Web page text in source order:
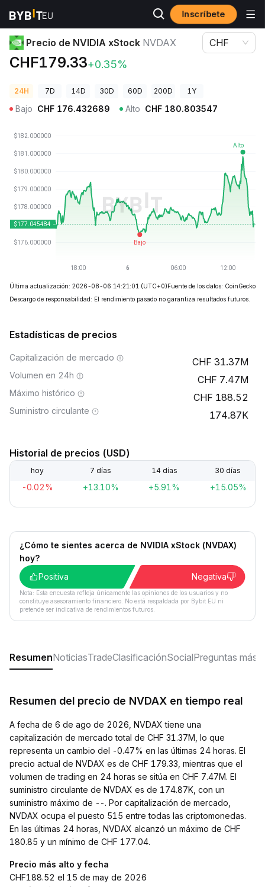
Inscríbete
Precios de Criptomonedas Precio de NVIDIA xStock NVDAX
Precio de NVIDIA xStock NVDAX
CHF179.33+0.35%
CHF
24H 7D 14D 30D 60D 200D 1Y
Bajo CHF 176.432689 Alto CHF 180.803547
Última actualización: 2026-08-06 14:21:01 (UTC+0)Fuente de los datos: CoinGecko
Descargo de responsabilidad: El rendimiento pasado no garantiza resultados futuros.
Estadísticas de precios
Capitalización de mercado 31.37M
Volumen en 24h 7.47M
Máximo histórico 188.52
Suministro circulante 174.87K
Historial de precios (USD)
hoy 7 días 14 días 30 días
-0.02% +13.10% +5.91% +15.05%
¿Cómo te sientes acerca de NVIDIA xStock (NVDAX)
hoy?
Positiva
Negativa
Nota: Esta encuesta refleja únicamente las opiniones de los usuarios y no
constituye asesoramiento financiero. No está respaldada por Bybit EU ni
pretende ser indicativa de rendimientos futuros.
ResumenNoticiasTradeClasificaciónSocialPreguntas más
Resumen del precio de NVDAX en tiempo real
A fecha de 6 de ago de 2026, NVDAX tiene una
capitalización de mercado total de CHF 31.37M, lo que
representa un cambio del -0.47% en las últimas 24 horas. El
precio actual de NVDAX es de CHF 179.33, mientras que el
volumen de trading en 24 horas se sitúa en CHF 7.47M. El
suministro circulante de NVDAX es de 174.87K, con un
suministro máximo de --. Por capitalización de mercado,
NVDAX ocupa el puesto 515 entre todas las criptomonedas.
En las últimas 24 horas, NVDAX alcanzó un máximo de CHF
180.85 y un mínimo de CHF 177.04.
Precio más alto y fecha
CHF188.52 el 15 de may de 2026